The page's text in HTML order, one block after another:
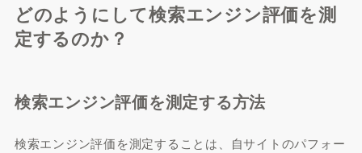
どのようにして検索エンジン評価を測
定するのか？
検索エンジン評価を測定する方法
検索エンジン評価を測定することは、自サイトのパフォー